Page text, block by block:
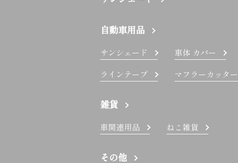
自動車用品
サンシェード 車体 カバー
ラインテープ
マフラーカッター
雑貨
車関連用品 ねこ雑貨
その他